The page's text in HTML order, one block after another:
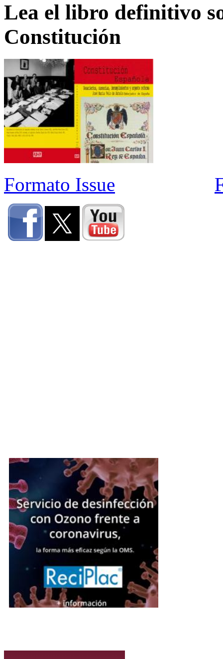
Lea el libro definitivo
Constitución
Formato Issue